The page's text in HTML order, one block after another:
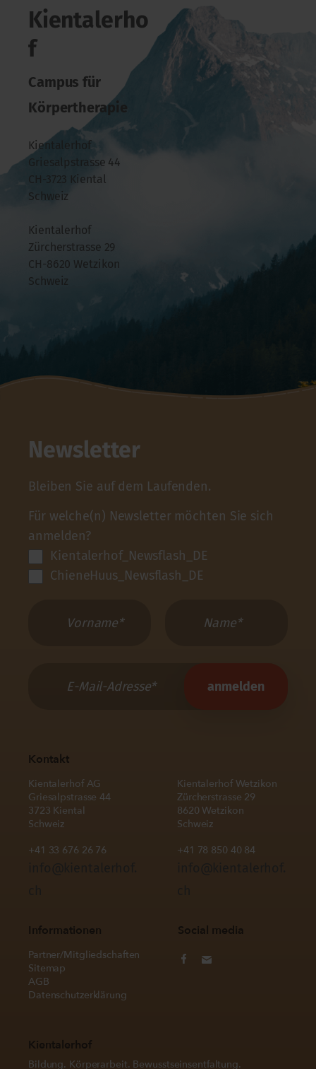
Kientalerho
f
Campus für
Körpertherapie
Kientalerhof
Griesalpstrasse 44
CH-3723 Kiental
Schweiz
Kientalerhof
Zürcherstrasse 29
CH-8620 Wetzikon
Schweiz
Newsletter
Bleiben Sie auf dem Laufenden.
Für welche(n) Newsletter möchten Sie sich
anmelden?
Kientalerhof_Newsflash_DE
ChieneHuus_Newsflash_DE
Kontakt
Kientalerhof AG
Griesalpstrasse 44
3723 Kiental
Schweiz
+41 33 676 26 76
Kientalerhof Wetzikon
Zürcherstrasse 29
8620 Wetzikon
Schweiz
+41 78 850 40 84
Informationen
Partner/Mitgliedschaften
Sitemap
AGB
Datenschutzerklärung
Social media
Kientalerhof
Bildung. Körperarbeit. Bewusstseinsentfaltung.